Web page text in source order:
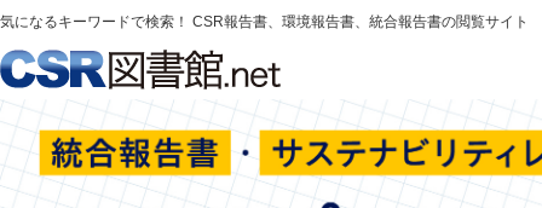
気になるキーワードで検索！ CSR報告書、環境報告書、統合報告書の閲覧サイト